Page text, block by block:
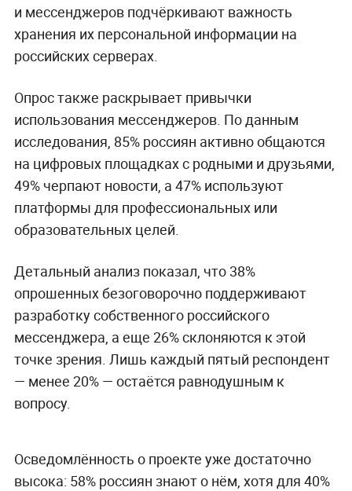
и мессенджеров подчёркивают важность
хранения их персональной информации на
российских серверах.
Опрос также раскрывает привычки
использования мессенджеров. По данным
исследования, 85% россиян активно общаются
на цифровых площадках с родными и друзьями,
49% черпают новости, а 47% используют
платформы для профессиональных или
образовательных целей.
Детальный анализ показал, что 38%
опрошенных безоговорочно поддерживают
разработку собственного российского
мессенджера, а еще 26% склоняются к этой
точке зрения. Лишь каждый пятый респондент
— менее 20% — остаётся равнодушным к
вопросу.
Осведомлённость о проекте уже достаточно
высока: 58% россиян знают о нём, хотя для 40%